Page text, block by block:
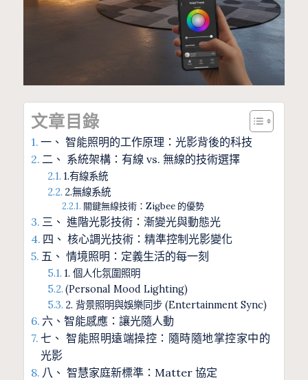
文章目錄
一、 智能照明的工作原理：光影背後的科技
二、 系統架構：有線 vs. 無線的技術選擇
1.有線系統
2.無線系統
關鍵無線技術：Zigbee 的優勢
三、 進階光影技術：漸變光與動態光
四、 核心調光技術：精準控制光影變化
五、 情境照明：定義生活的每一刻
1. 個人化氛圍照明
(Personal Mood Lighting)
2. 背景照明與娛樂同步 (Entertainment Sync)
六、智能感應：讓光隨人動
七、 智能照明遠端操控：隨時隨地掌控家中的
光影
八、 智慧家庭新標準：Matter 協定